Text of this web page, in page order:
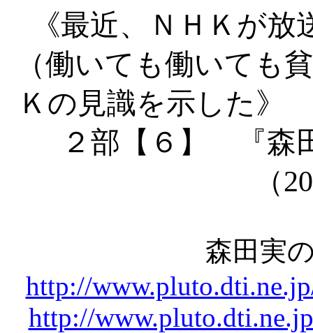
《最近、ＮＨＫが
（働いても働いても
Ｋの見識を示した》
２部【６】 『森
（
森田実
http://
http://